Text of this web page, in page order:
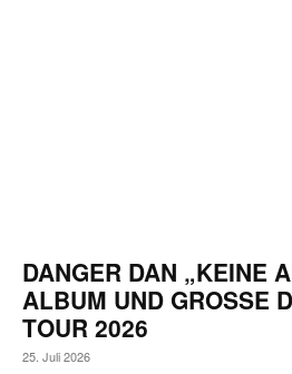
DANGER DAN „KEINE
ALBUM UND GROSSE
OUR 2026
25. Juli 2026